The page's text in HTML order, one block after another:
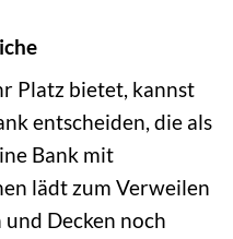
Platz bietet, kannst
entscheiden, die als
Bank mit
lädt zum Verweilen
Decken noch